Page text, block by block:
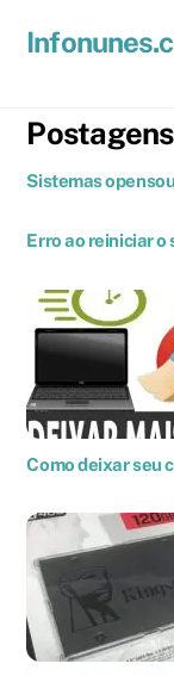
Sistemas
Erro ao reiniciar o
Como deixar seu